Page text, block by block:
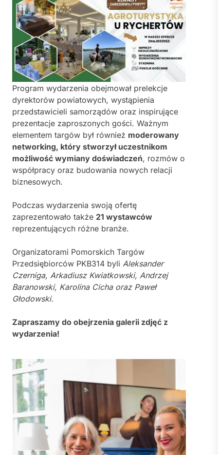
Program wydarzenia obejmował prelekcje
dyrektorów powiatowych, wystąpienia
przedstawicieli samorządów oraz inspirujące
prezentacje zaproszonych gości. Ważnym
elementem targów był również moderowany
networking, który stworzył uczestnikom
możliwość wymiany doświadczeń, rozmów o
współpracy oraz budowania nowych relacji
biznesowych.
Podczas wydarzenia swoją ofertę
zaprezentowało także 21 wystawców
reprezentujących różne branże.
Organizatorami Pomorskich Targów
Przedsiębiorców PKB314 byli Aleksander
Czerniga, Arkadiusz Kwiatkowski, Andrzej
Baranowski, Karolina Cicha oraz Paweł
Głodowski.
Zapraszamy do obejrzenia galerii zdjęć z
wydarzenia!